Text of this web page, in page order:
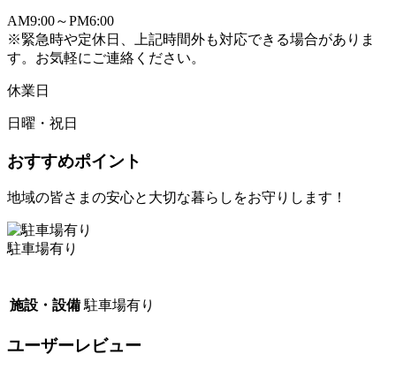
AM9:00～PM6:00
※緊急時や定休日、上記時間外も対応できる場合がありま
す。お気軽にご連絡ください。
休業日
日曜・祝日
おすすめポイント
地域の皆さまの安心と大切な暮らしをお守りします！
駐車場有り
施設・設備 駐車場有り
ユーザーレビュー